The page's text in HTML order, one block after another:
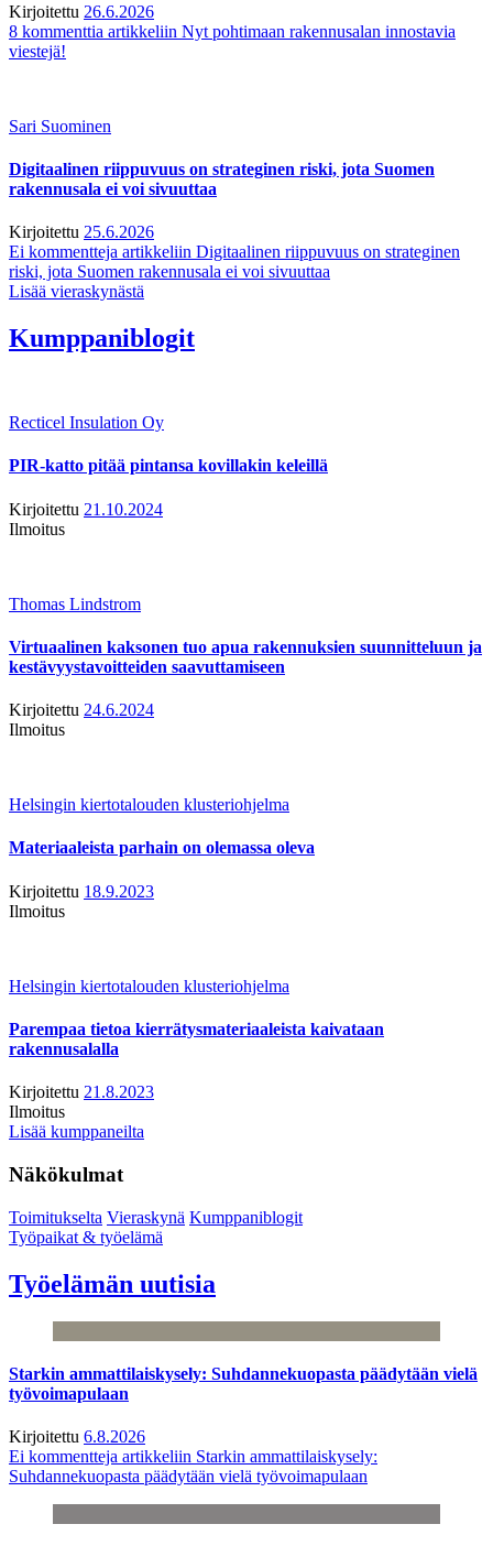
Kirjoitettu 26.6.2026
8 kommenttia artikkeliin Nyt pohtimaan rakennusalan innostavia
viestejä!
Sari Suominen
Digitaalinen riippuvuus on strateginen riski, jota Suomen
rakennusala ei voi sivuuttaa
Kirjoitettu 25.6.2026
Ei kommentteja artikkeliin Digitaalinen riippuvuus on strateginen
riski, jota Suomen rakennusala ei voi sivuuttaa
Lisää vieraskynästä
Kumppaniblogit
Recticel Insulation Oy
PIR-katto pitää pintansa kovillakin keleillä
Kirjoitettu 21.10.2024
Ilmoitus
Thomas Lindstrom
Virtuaalinen kaksonen tuo apua rakennuksien suunnitteluun ja
kestävyystavoitteiden saavuttamiseen
Kirjoitettu 24.6.2024
Ilmoitus
Helsingin kiertotalouden klusteriohjelma
Materiaaleista parhain on olemassa oleva
Kirjoitettu 18.9.2023
Ilmoitus
Helsingin kiertotalouden klusteriohjelma
Parempaa tietoa kierrätysmateriaaleista kaivataan
rakennusalalla
Kirjoitettu 21.8.2023
Ilmoitus
Lisää kumppaneilta
Näkökulmat
Toimitukselta Vieraskynä Kumppaniblogit
Työpaikat & työelämä
Työelämän uutisia
Starkin ammattilaiskysely: Suhdannekuopasta päädytään vielä
työvoimapulaan
Kirjoitettu 6.8.2026
Ei kommentteja artikkeliin Starkin ammattilaiskysely:
Suhdannekuopasta päädytään vielä työvoimapulaan